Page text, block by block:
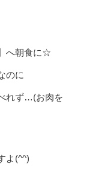
へ朝食に☆
のに
れず…(お肉を
よ(^^)